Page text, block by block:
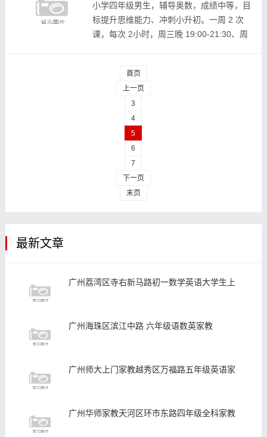
小学四年级男生，辅导奥数，成绩中等，目
标提升思维能力、冲刺小升初。一周 2 次
课，每次 2小时，周三晚 19:00-21:30、周
首页
上一页
3
4
5
6
7
下一页
末页
最新文章
广州荔湾区寺右新马路初一数学英语大学生上
广州海珠区滨江中路 六年级语数英家教
广州师大上门家教越秀区万福路五年级英语家
广州华师家教天河区环市东路四年级全科家教